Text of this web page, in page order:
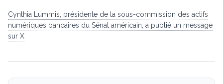
Cynthia Lummis, présidente de la sous-commission des actifs
numériques bancaires du Sénat américain, a publié un message
sur X